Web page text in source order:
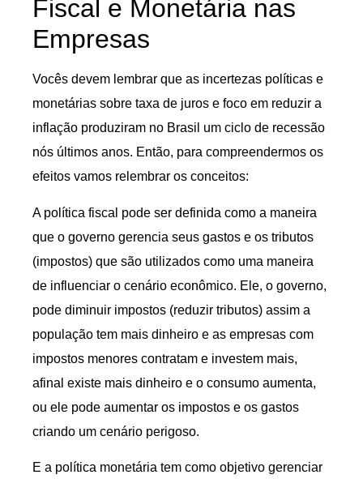
Fiscal e Monetária nas
Empresas
Vocês devem lembrar que as incertezas políticas e
monetárias sobre taxa de juros e foco em reduzir a
inflação produziram no Brasil um ciclo de recessão
nós últimos anos. Então, para compreendermos os
efeitos vamos relembrar os conceitos:
A política fiscal pode ser definida como a maneira
que o governo gerencia seus gastos e os tributos
(impostos) que são utilizados como uma maneira
de influenciar o cenário econômico. Ele, o governo,
pode diminuir impostos (reduzir tributos) assim a
população tem mais dinheiro e as empresas com
impostos menores contratam e investem mais,
afinal existe mais dinheiro e o consumo aumenta,
ou ele pode aumentar os impostos e os gastos
criando um cenário perigoso.
E a política monetária tem como objetivo gerenciar